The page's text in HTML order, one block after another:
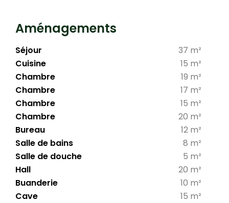
Aménagements
Séjour
37 m²
Cuisine
15 m²
Chambre
19 m²
Chambre
17 m²
Chambre
15 m²
Chambre
20 m²
Bureau
12 m²
Salle de bains
8 m²
Salle de douche
5 m²
Hall
20 m²
Buanderie
10 m²
Cave
15 m²